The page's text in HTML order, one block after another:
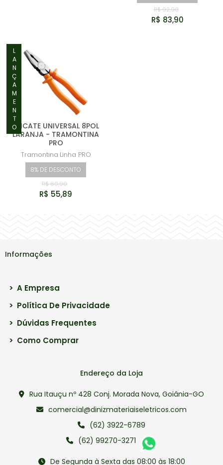
R$ 92,90
R$ 83,90
LANÇAMENTO
ALICATE UNIVERSAL 8POL
LARANJA - TRAMONTINA
PRO
Tramontina Linha PRO
8% DE DESCONTO
R$ 60,90
R$ 55,89
Informações
> A Empresa
> Política De Privacidade
> Dúvidas Frequentes
> Como Comprar
Endereço da Loja
Rua Itauçu nº 428 Conj. Morada Nova, Goiânia-GO
comercial@dinizmateriaiseletricos.com
(62) 3922-6789
(62) 99270-3271
De Segunda à Sexta das 08:00 às 18:00